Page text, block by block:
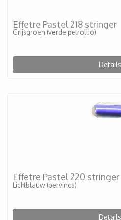
Effetre Pastel 218 stringer
Grijsgroen (verde petrollio)
Details
Effetre Pastel 220 stringer
Lichtblauw (pervinca)
Details